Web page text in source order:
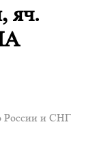
яч.
России и СНГ